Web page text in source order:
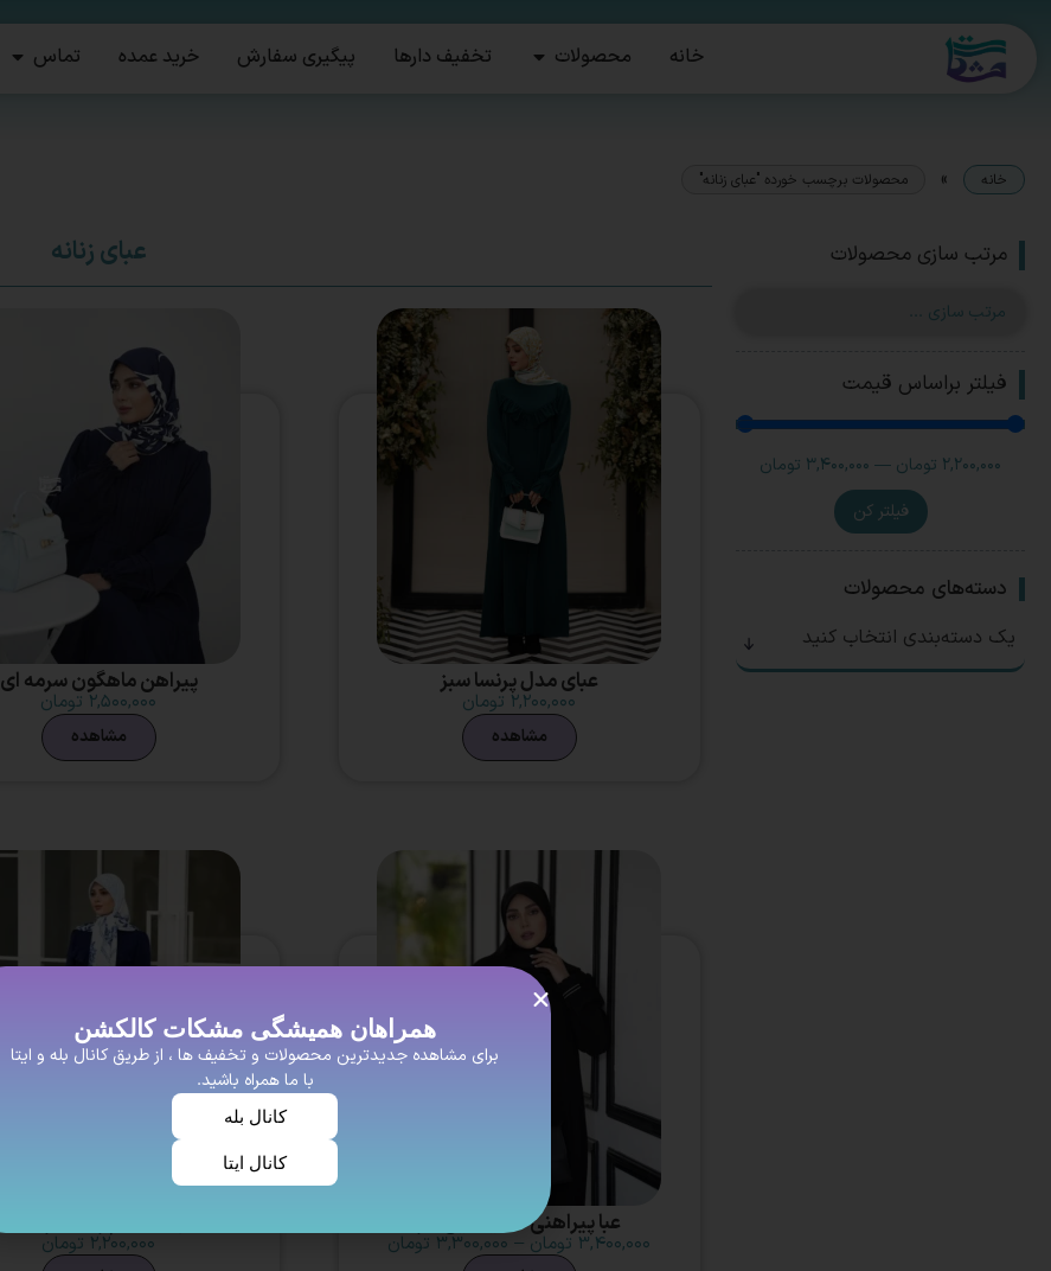
خانه محصولات تخفیف دارها پیگیری سفارش خرید عمده تماس
خانه » محصولات برچسب خورده "عبای زنانه"
مرتب سازی محصولات
فیلتر براساس قیمت
2,200,000 تومان —
3,400,000 تومان
فیلتر کن
دسته‌های محصولات
یک دسته‌بندی انتخاب کنید
عبای زنانه
عبای مدل پرنسا سبز
۲,۲۰۰,۰۰۰ تومان
مشاهده
پیراهن ماهگون سرمه ای
۲,۵۰۰,۰۰۰ تومان
مشاهده
عبا پیراهنی محیا نگین دار
۳,۴۰۰,۰۰۰ تومان – ۳,۳۰۰,۰۰۰ تومان ۲,۲۰۰,۰۰۰ تومان
همراهان همیشگی مشکات کالکشن
برای مشاهده جدیدترین محصولات و تخفیف ها ، از طریق کانال بله و ایتا
با ما همراه باشید.
کانال بله
کانال ایتا